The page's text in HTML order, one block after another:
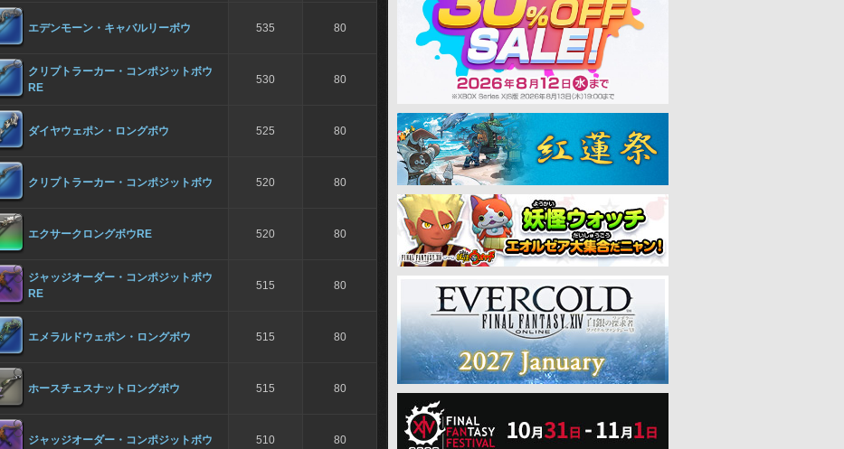
エデンモーン・キャバルリーボウ 535 80
クリプトラーカー・コンポジットボウ
RE
530 80
ダイヤウェポン・ロングボウ 525 80
クリプトラーカー・コンポジットボウ 520 80
エクサークロングボウRE 520 80
ジャッジオーダー・コンポジットボウ
RE
515 80
エメラルドウェポン・ロングボウ 515 80
ホースチェスナットロングボウ 515 80
ジャッジオーダー・コンポジットボウ 510 80